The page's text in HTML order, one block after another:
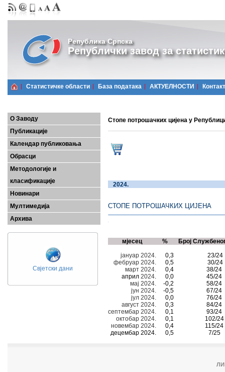
Република Српска
Републички завод за
Статистичке области Базa података АКТУЕЛНОСТИ Контакт
О Заводу
Публикације
Календар публиковања
Обрасци
Методологије и
класификације
Новинари
Мултимедија
Архива
Свјетски дани
Стопе потрошачких цијена у
СТОПЕ ПОТРОШАЧКИХ ЦИЈЕНА
мјесец %
Број
јануар 2024. 0,3
23/24
фебруар 2024.
0,5
30/24
март 2024.
0,4
38/24
април 2024. 0,0
45/24
маj 2024.
-0,2
58/24
jун 2024.
-0,5
67/24
jул 2024.
0,0
76/24
август 2024.
0,3
84/24
септембар 2024.
0,1
93/24
октобар 2024.
0,1
102/24
новембар 2024.
0,4
115/24
децембар 2024.
0,5 7/25